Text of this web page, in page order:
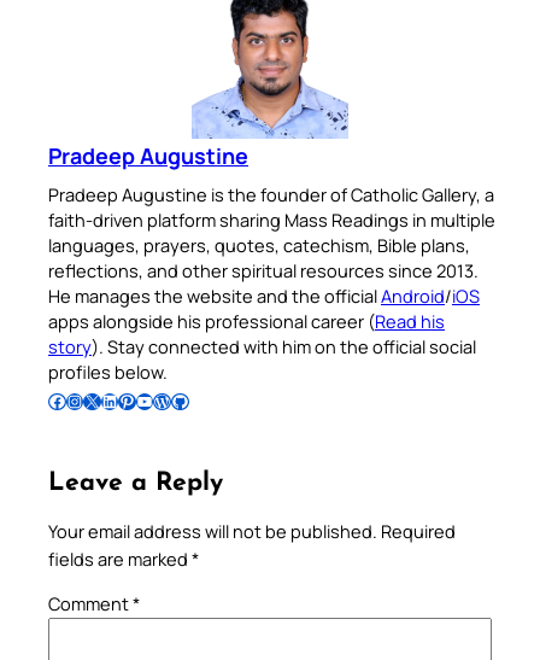
Pradeep Augustine
Pradeep Augustine is the founder of Catholic Gallery, a
faith-driven platform sharing Mass Readings in multiple
languages, prayers, quotes, catechism, Bible plans,
reflections, and other spiritual resources since 2013.
He manages the website and the officialAndroid/iOS
apps alongside his professional career (Read his
story). Stay connected with him on the official social
profiles below.
Follow Pradeep on Facebook Follow Pradeep on InstagramFollow Pradeep on X Follow Pradeep on LinkedIn Follow Pradeep on Pinterest Subscribe to Pradeep’s Youtube Channel Follow Pradeep on WordPress Follow Pradeep on GitHub
Leave a Reply
Your email address will not be published. Required
fields are marked *
Comment*